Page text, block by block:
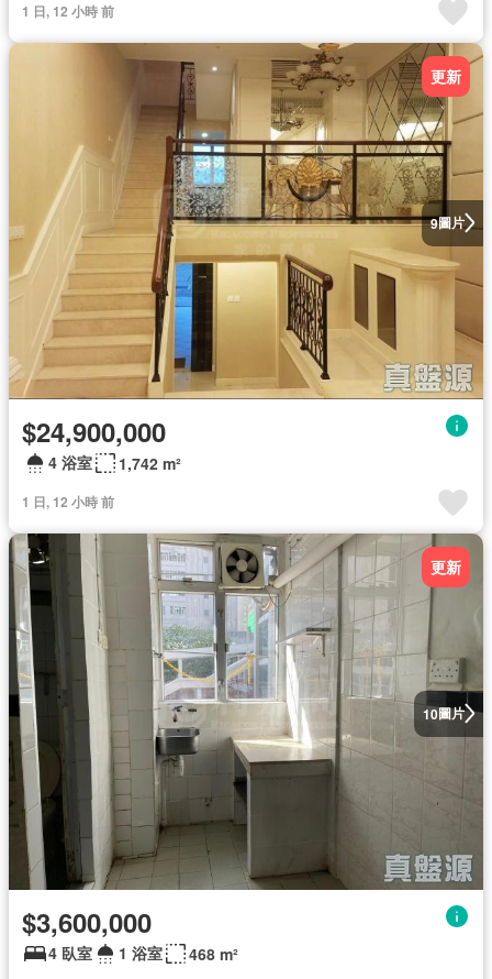
1 日, 12 小時 前
9圖片
更新
$24,900,000
4 浴室 1,742 m²
1 日, 12 小時 前
10圖片
更新
$3,600,000
4 臥室 1 浴室 468 m²